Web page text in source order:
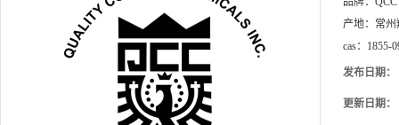
产地： 常
cas： 1855-
发布日期：
更新日期：